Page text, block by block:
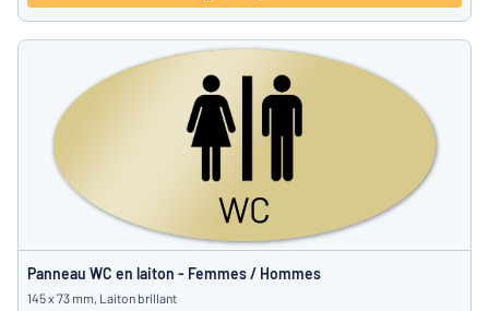
Panneau WC en laiton - Femmes / Hommes
145 x 73 mm, Laiton brillant